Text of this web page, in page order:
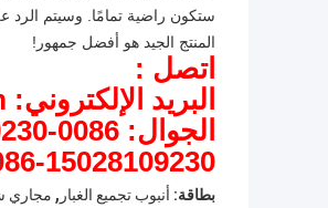
ستكون راضية تمامًا. وسيتم
المنتج الجيد هو أفضل جمهور!
اتصل :
البريد الإلكتروني: info@ypmachinery.com
الجوال: 0086-15028109230
15028109230
بطاقة: أنبوب تجميع الغبار , مجاري